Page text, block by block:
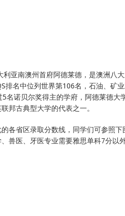
亚南澳州首府阿德莱德，是澳洲八大
名中位列世界第106名，石油、矿业
名诺贝尔奖得主的学府，阿德莱德大
邦古典型大学的代表之一。
各省区录取分数线，同学们可参照下
兽医、牙医专业需要雅思单科7分以